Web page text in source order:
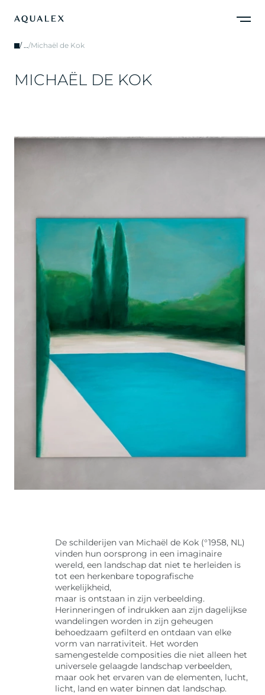
/ …/Michaël de Kok
MICHAËL DE KOK
De schilderijen van Michaël de Kok (°1958, NL)
vinden hun oorsprong in een imaginaire
wereld, een landschap dat niet te herleiden is
tot een herkenbare topografische
werkelijkheid,
maar is ontstaan in zijn verbeelding.
Herinneringen of indrukken aan zijn dagelijkse
wandelingen worden in zijn geheugen
behoedzaam gefilterd en ontdaan van elke
vorm van narrativiteit. Het worden
samengestelde composities die niet alleen het
universele gelaagde landschap verbeelden,
maar ook het ervaren van de elementen, lucht,
licht, land en water binnen dat landschap.